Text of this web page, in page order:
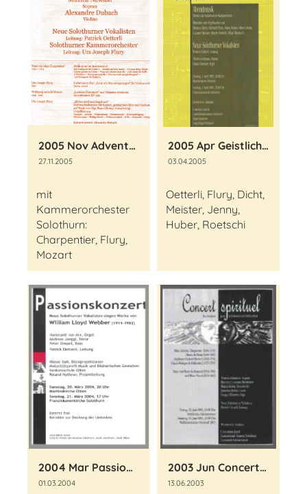
2005 Nov Adventskonzert
27.11.2005
mit
Kammerorchester
Solothurn:
Charpentier, Flury,
Mozart
2005 Apr Geistliche Werke von Solothurner Komponisten
03.04.2005
Oetterli, Flury, Dicht,
Meister, Jenny,
Huber, Roetschi
2004 Mar Passionskonzert
01.03.2004
2003 Jun Concert spirituel
13.06.2003